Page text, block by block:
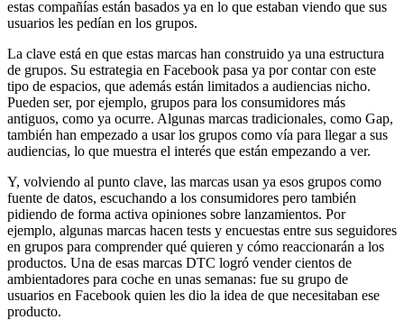
estas compañías están basados ya en lo que estaban viendo que sus
usuarios les pedían en los grupos.
La clave está en que estas marcas han construido ya una estructura
de grupos. Su estrategia en Facebook pasa ya por contar con este
tipo de espacios, que además están limitados a audiencias nicho.
Pueden ser, por ejemplo, grupos para los consumidores más
antiguos, como ya ocurre. Algunas marcas tradicionales, como Gap,
también han empezado a usar los grupos como vía para llegar a sus
audiencias, lo que muestra el interés que están empezando a ver.
Y, volviendo al punto clave, las marcas usan ya esos grupos como
fuente de datos, escuchando a los consumidores pero también
pidiendo de forma activa opiniones sobre lanzamientos. Por
ejemplo, algunas marcas hacen tests y encuestas entre sus seguidores
en grupos para comprender qué quieren y cómo reaccionarán a los
productos. Una de esas marcas DTC logró vender cientos de
ambientadores para coche en unas semanas: fue su grupo de
usuarios en Facebook quien les dio la idea de que necesitaban ese
producto.